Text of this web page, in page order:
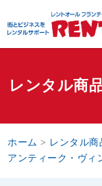
レンタル商
ホーム > レンタル商
アンティーク・ヴィ